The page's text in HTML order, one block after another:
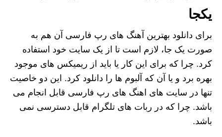
یکجا
برای دانلود بهترین آهنگ های رپ فارسی آن هم به
صورت یک جا، لازم است تا از یک سایت خود استفاده
کرد. چرا که برای این کار یا باید از ریمیکس های موجود
بهره برد و یا آن که آلبوم ها را دانلود کرد. این دو خاصیت
تنها در سایت های اهنگ های رپ فارسی قابل انجام می
باشد. چرا که در ربات های تلگرام قابل دسترسی نمی
باشد.